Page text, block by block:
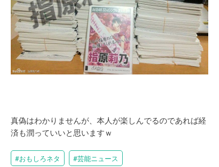
真偽はわかりませんが、本人が楽しんでるのであれば経
済も潤っていいと思いますｗ
おもしろネタ 芸能ニュース